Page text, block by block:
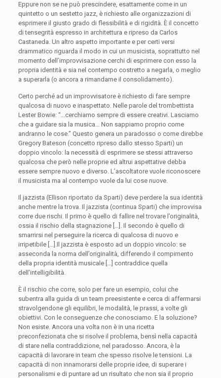
Eppure non se ne può prescindere, esattamente come in un
quintetto o un sestetto jazz, è richiesto alle organizzazioni di
esprimere il giusto grado di flessibilità e di rigidità. È il concetto
di tensegrità espresso in architettura e ripreso da Carlos
Castaneda. Un altro aspetto importante e per certi versi
drammatico riguarda il modo in cui un musicista, soprattutto nel
momento dell’improvvisazione cerchi di esprimere con esso la
propria identità e sia nel contempo costretto a negarla, o meglio
a superarla (o ancora a rimandarne il consolidamento).
Certo perché ad un improvvisatore è richiesto di fare sempre
qualcosa di nuovo e inaspettato. Nelle parole del trombettista
Lester Bowie: “…cerchiamo sempre di essere creativi. Lasciamo
che a guidare sia la musica… Non sappiamo proprio come
andranno le cose.” Questo genera un paradosso o come direbbe
Gregory Bateson (concetto ripreso dallo stesso Sparti) un
doppio vincolo: la necessità di esprimere se stessi attraverso
qualcosa che però nelle proprie ed altrui aspettative debba
essere sempre nuovo e diverso. L’ascoltatore vuole riconoscere
il musicista ma al contempo vuole da lui cose nuove.
Il jazzista (Ellison riportato da Sparti) deve perdere la sua identità
anche mentre la trova. Il jazzista (continua Sparti) che improvvisa
corre due rischi. Il primo è quello di fallire nel trovare l’originalità,
ossia il rischio della stagnazione […]. Il secondo è quello di
smarrirsi nel perseguire la ricerca di qualcosa di nuovo e
irripetibile […].Il jazzista è esposto ad un doppio vincolo: se
asseconda la norma dell’originalità, differendo il compimento
della propria identità musicale […] contraddice quella
dell’intelligibilità.
È il rischio che corre, solo per fare un esempio, colui che
subentra alla guida di un team preesistente e cerca di affermarsi
stravolgendone gli equilibri, le modalità, le prassi, a volte gli
obiettivi. Con le conseguenze che conosciamo. E la soluzione?
Non esiste. Ancora una volta non è in una ricetta
preconfezionata che si risolve il problema, bensì nella capacità
di stare nella contraddizione, nel paradosso. Ancora, è la
capacità di lavorare in team che spesso risolve le tensioni. La
capacità di non innamorarsi delle proprie idee, di superare i
personalismi e di puntare ad un risultato che non sia il proprio